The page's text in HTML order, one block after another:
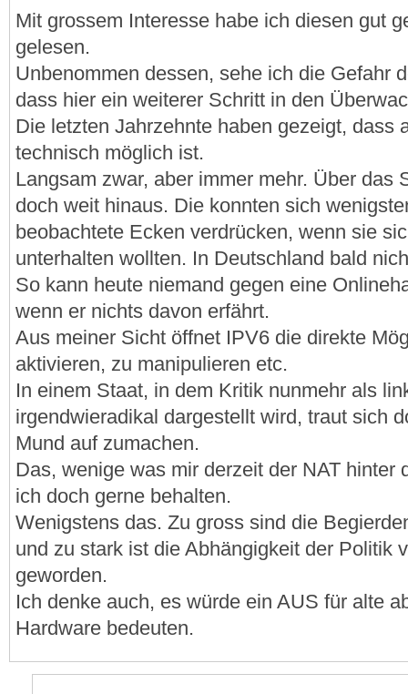
Mit grossem Interesse habe ich diesen gut
gelesen.
Unbenommen dessen, sehe ich die Gefahr
dass hier ein weiterer Schritt in den
Die letzten Jahrzehnte haben gezeigt, dass
technisch möglich ist.
Langsam zwar, aber immer mehr. Über das
doch weit hinaus. Die konnten sich
beobachtete Ecken verdrücken, wenn sie
unterhalten wollten. In Deutschland bald
So kann heute niemand gegen eine
wenn er nichts davon erfährt.
Aus meiner Sicht öffnet IPV6 die direkte
aktivieren, zu manipulieren etc.
In einem Staat, in dem Kritik nunmehr als
irgendwieradikal dargestellt wird, traut sich
Mund auf zumachen.
Das, wenige was mir derzeit der NAT hinter
ich doch gerne behalten.
Wenigstens das. Zu gross sind die
und zu stark ist die Abhängigkeit der Politik
geworden.
Ich denke auch, es würde ein AUS für alte
Hardware bedeuten.